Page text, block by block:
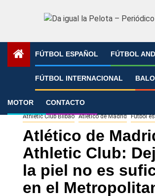
FÚTBOL ESPAÑOL FÚTBOL
FÚTBOL INTERNACIONAL
MOTOR CONTACTO
»
Athletic Club Bilbao Atlético de Madrid Fútbol
Atlético de
Athletic Club:
la piel no es
en el